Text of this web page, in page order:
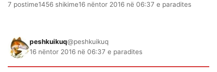
7 postime1456 shikime16 nëntor 2016 në 06:37 e paradites
peshkuikuq@peshkuikuq
16 nëntor 2016 në 06:37 e paradites